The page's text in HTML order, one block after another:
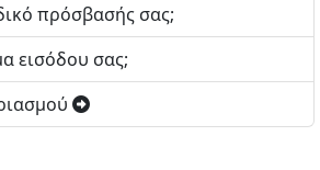
πρόσβασής σας;
εισόδου σας;